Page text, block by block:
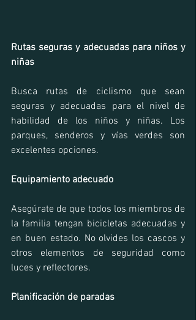
Rutas seguras y adecuadas para niños y
niñas
Busca rutas de ciclismo que sean
seguras y adecuadas para el nivel de
habilidad de los niños y niñas. Los
parques, senderos y vías verdes son
excelentes opciones.
Equipamiento adecuado
Asegúrate de que todos los miembros de
la familia tengan bicicletas adecuadas y
en buen estado. No olvides los cascos y
otros elementos de seguridad como
luces y reflectores.
Planificación de paradas